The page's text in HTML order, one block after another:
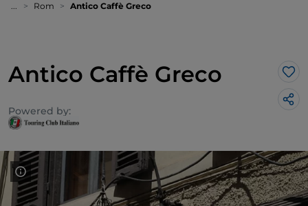
... Rom Antico Caffè Greco
Antico Caffè Greco
Powered by: